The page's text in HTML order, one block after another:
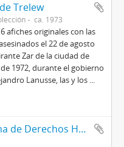
Trelew
ca. 1973
afiches originales con las
el 22 de agosto
Zar de la ciudad de
1972, durante el gobierno
Lanusse, las y los ...
Colección Comisión Argentina de Derechos Humanos (CADHU)